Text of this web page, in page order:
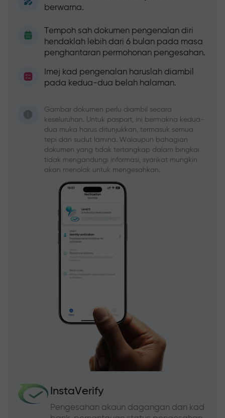
berwarna.
Tempoh sah dokumen pengenalan diri
hendaklah lebih dari 6 bulan pada masa
penghantaran permohonan pengesahan.
Imej kad pengenalan haruslah diambil
pada kedua-dua belah halaman.
Gambar dokumen perlu diambil secara
keseluruhan. Untuk pasport, ini bermakna kedua-
dua muka harus ditunjukkan, termasuk semua
tepi dan sudut lamina. Walaupun bahagian
dokumen yang tidak tertangkap dalam bingkai
tidak mengandungi informasi, syarikat mungkin
akan menolak untuk mengesahkan.
InstaVerify
Pengesahan akaun dagangan dan kad